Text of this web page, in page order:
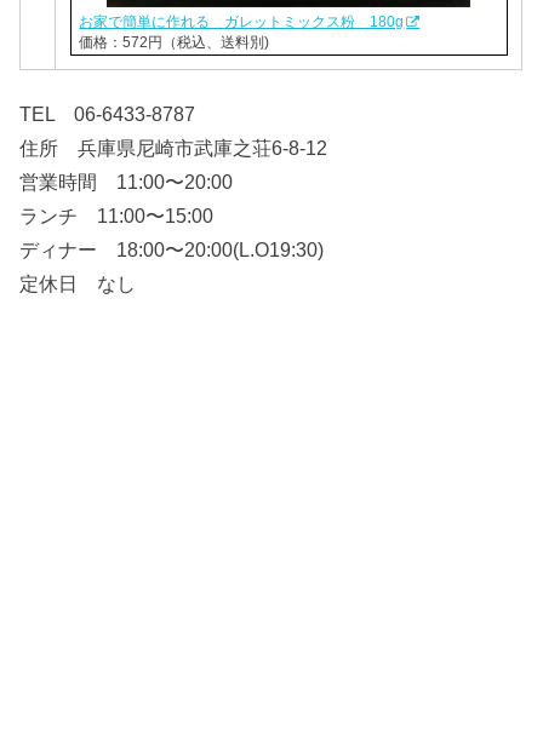
お家で簡単に作れる ガレットミックス粉 180g
価格：572円（税込、送料別)
TEL 06-6433-8787
住所 兵庫県尼崎市武庫之荘6-8-12
営業時間 11:00〜20:00
ランチ 11:00〜15:00
ディナー 18:00〜20:00(L.O19:30)
定休日 なし